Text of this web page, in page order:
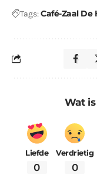
Tags:Café-Zaal De
Wat
Liefde
0
Verdrietig
0